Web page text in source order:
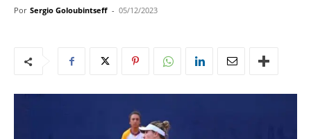
Por Sergio Goloubintseff - 05/12/2023